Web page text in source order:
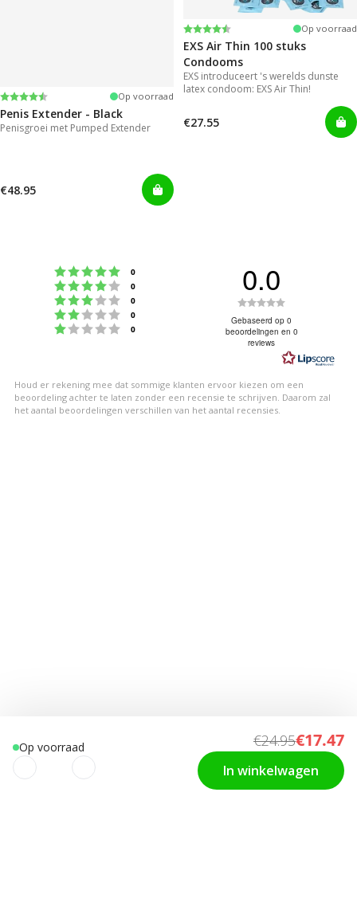
Op voorraad €24.95€17.47
In winkelwagen
Beoordeling:
4.4 uit 5 sterren Op voorraad
Penis Extender - Black
Penisgroei met Pumped Extender
€48.95
Beoordeling:
4.6 uit 5 sterren Op voorraad
EXS Air Thin 100 stuks
Condooms
EXS introduceert 's werelds dunste
latex condoom: EXS Air Thin!
€27.55
Beoordeling: 5 uit 5 sterren
0
Beoordeling: 4 uit 5 sterren
0
Beoordeling: 3 uit 5 sterren
0
Beoordeling: 2 uit 5 sterren
0
Beoordeling: 1 uit 5 sterren
0
0.0
0.0
uit
5
Gebaseerd op 0
beoordelingen en 0
reviews
Houd er rekening mee dat sommige klanten ervoor kiezen om een
beoordeling achter te laten zonder een recensie te schrijven. Daarom zal
het aantal beoordelingen verschillen van het aantal recensies.